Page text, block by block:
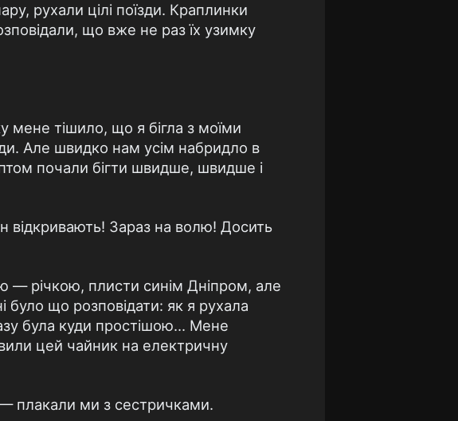
рухали цілі поїзди. Краплинки
що вже не раз їх узимку
тішило, що я бігла з моїми
Але швидко нам усім набридло в
почали бігти швидше, швидше і
відкривають! Зараз на волю! Досить
— річкою, плисти синім Дніпром, але
було що розповідати: як я рухала
була куди простішою... Мене
цей чайник на електричну
плакали ми з сестричками.